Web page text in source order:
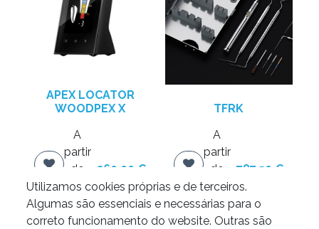
APEX LOCATOR
WOODPEX X
A
partir
de
260,00 €
Adicione ao
TFRK
A
partir
de
787,50 €
Adicione ao
carrinho
Utilizamos cookies próprias e de terceiros.
Algumas são essenciais e necessárias para o
correto funcionamento do website. Outras são